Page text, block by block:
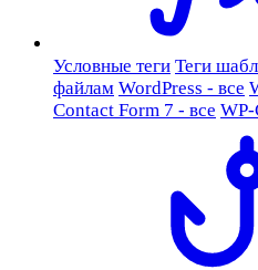
Условные теги Теги
файлам WordPress - все
Contact Form 7 - все